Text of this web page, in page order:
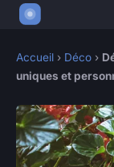
Accueil › Déco ›
uniques et